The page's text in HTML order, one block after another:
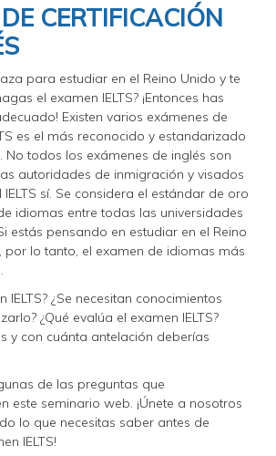
CERTIFICACIÓN
para estudiar en el Reino Unido y te
el examen IELTS? ¡Entonces has
Existen varios exámenes de
es el más reconocido y estandarizado
No todos los exámenes de inglés son
autoridades de inmigración y visados
sí. Se considera el estándar de oro
idiomas entre todas las universidades
estás pensando en estudiar en el Reino
por lo tanto, el examen de idiomas más
IELTS? ¿Se necesitan conocimientos
¿Qué evalúa el examen IELTS?
y con cuánta antelación deberías
de las preguntas que
este seminario web. ¡Únete a nosotros
lo que necesitas saber antes de
IELTS!